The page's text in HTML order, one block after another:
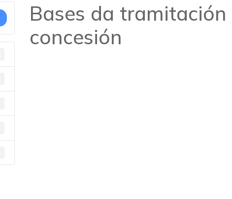
Bases da tramitación
concesión